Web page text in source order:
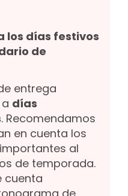
los días festivos
de
entrega
días
. Recomendamos
en cuenta los
al
de temporada.
cuenta